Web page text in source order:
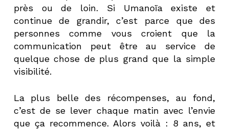
près ou de loin. Si Umanoïa existe et
continue de grandir, c’est parce que des
personnes comme vous croient que la
communication peut être au service de
quelque chose de plus grand que la simple
visibilité.
La plus belle des récompenses, au fond,
c’est de se lever chaque matin avec l’envie
que ça recommence. Alors voilà : 8 ans, et